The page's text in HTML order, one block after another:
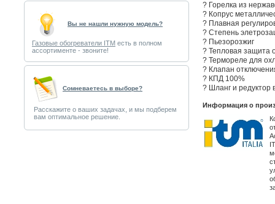
Вы не нашли нужную модель?
Газовые обогреватели ITM есть в полном
ассортименте - звоните!
Cомневаетесь в выборе?
Расскажите о ваших задачах, и мы подберем
вам оптимальное решение.
? Горелка из
? Копрус
? Плавная
? Степень
? Пьезорозжиг
? Тепловая защита
? Термореле для
? Клапан
? КПД 100%
? Шланг и редуктор
Информация о